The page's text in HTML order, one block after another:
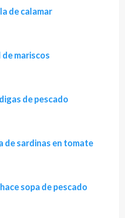
de calamar
mariscos
de pescado
de sardinas en tomate
sopa de pescado